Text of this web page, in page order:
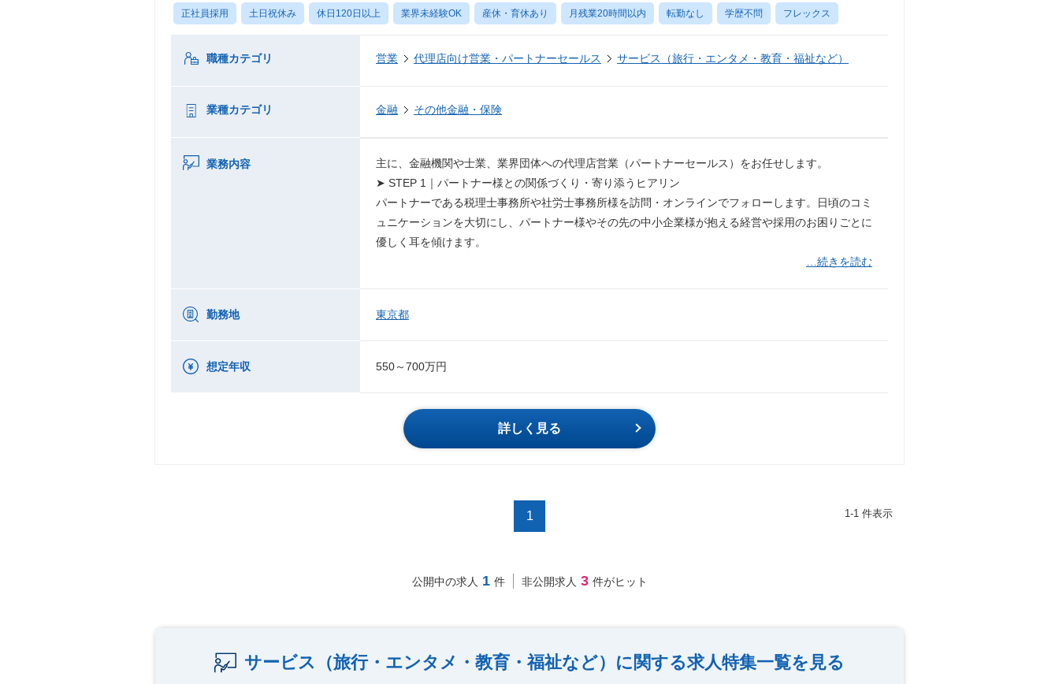
正社員採用 土日祝休み 休日120日以上 業界未経験OK 産休・育休あり 月残業20時間以内 転勤なし 学歴不問 フレックス
職種カテゴリ 営業 代理店向け営業・パートナーセールス サービス（旅行・エンタメ・教育・福祉など）
業種カテゴリ 金融 その他金融・保険
業務内容
主に、金融機関や士業、業界団体への代理店営業（パートナーセールス）をお任せします。
➤ STEP 1｜パートナー様との関係づくり・寄り添うヒアリン
パートナーである税理士事務所や社労士事務所様を訪問・オンラインでフォローします。日頃のコミ
ュニケーションを大切にし、パートナー様やその先の中小企業様が抱える経営や採用のお困りごとに
優しく耳を傾けます。
…続きを読む
勤務地 東京都
想定年収 550～700万円
詳しく見る
1 1-1 件表示
公開中の求人 1 件 非公開求人 3 件がヒット
サービス（旅行・エンタメ・教育・福祉など）に関する求人特集一覧を見る